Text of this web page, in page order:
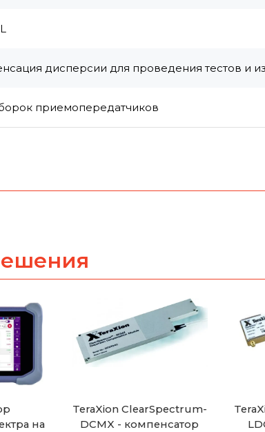
дисперсии для проведения тестов и
приемопередатчиков
на
TeraXion ClearSpectrum-
DCMX - компенсатор